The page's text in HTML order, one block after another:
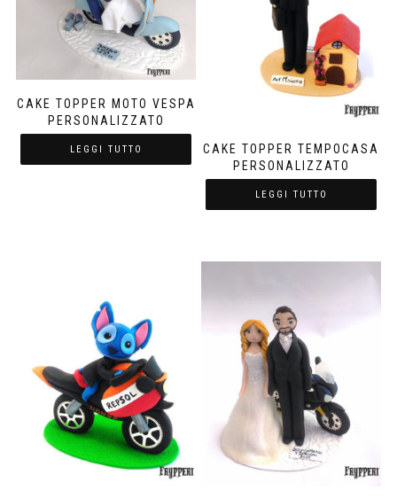
CAKE TOPPER MOTO VESPA
PERSONALIZZATO
LEGGI TUTTO
CAKE TOPPER TEMPOCASA
PERSONALIZZATO
LEGGI TUTTO